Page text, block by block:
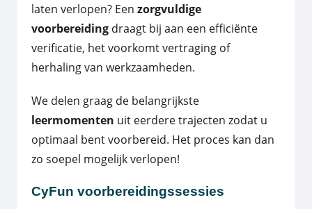
laten verlopen? Een zorgvuldige
voorbereiding draagt bij aan een efficiënte
verificatie, het voorkomt vertraging of
herhaling van werkzaamheden.
We delen graag de belangrijkste
leermomenten uit eerdere trajecten zodat u
optimaal bent voorbereid. Het proces kan dan
zo soepel mogelijk verlopen!
CyFun voorbereidingssessies